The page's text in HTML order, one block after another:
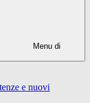
Menu di
e nuovi